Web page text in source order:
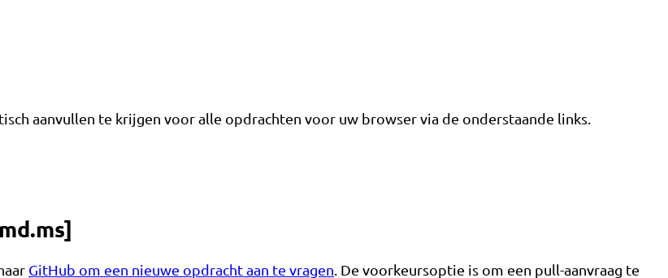
aanvullen te krijgen voor alle opdrachten voor uw browser via de onderstaande links.
GitHub om een ​​nieuwe opdracht aan te vragen. De voorkeursoptie is om een ​​pull-aanvraag te